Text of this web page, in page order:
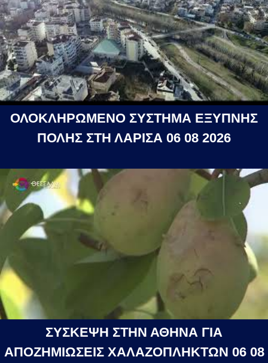
ΟΛΟΚΛΗΡΩΜΕΝΟ ΣΥΣΤΗΜΑ ΕΞΥΠΝΗΣ
ΠΟΛΗΣ ΣΤΗ ΛΑΡΙΣΑ 06 08 2026
ΣΥΣΚΕΨΗ ΣΤΗΝ ΑΘΗΝΑ ΓΙΑ
ΑΠΟΖΗΜΙΩΣΕΙΣ ΧΑΛΑΖΟΠΛΗΚΤΩΝ 06 08